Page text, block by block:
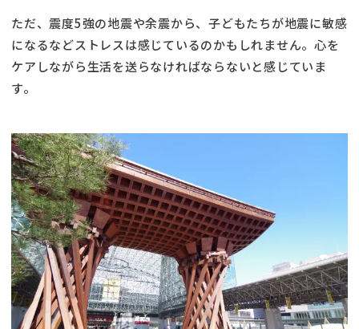
ただ、震度5強の地震や余震から、子どもたちが地震に敏感
になるなどストレスは感じているのかもしれません。心を
ケアしながら生活を送らなければならないと感じていま
す。